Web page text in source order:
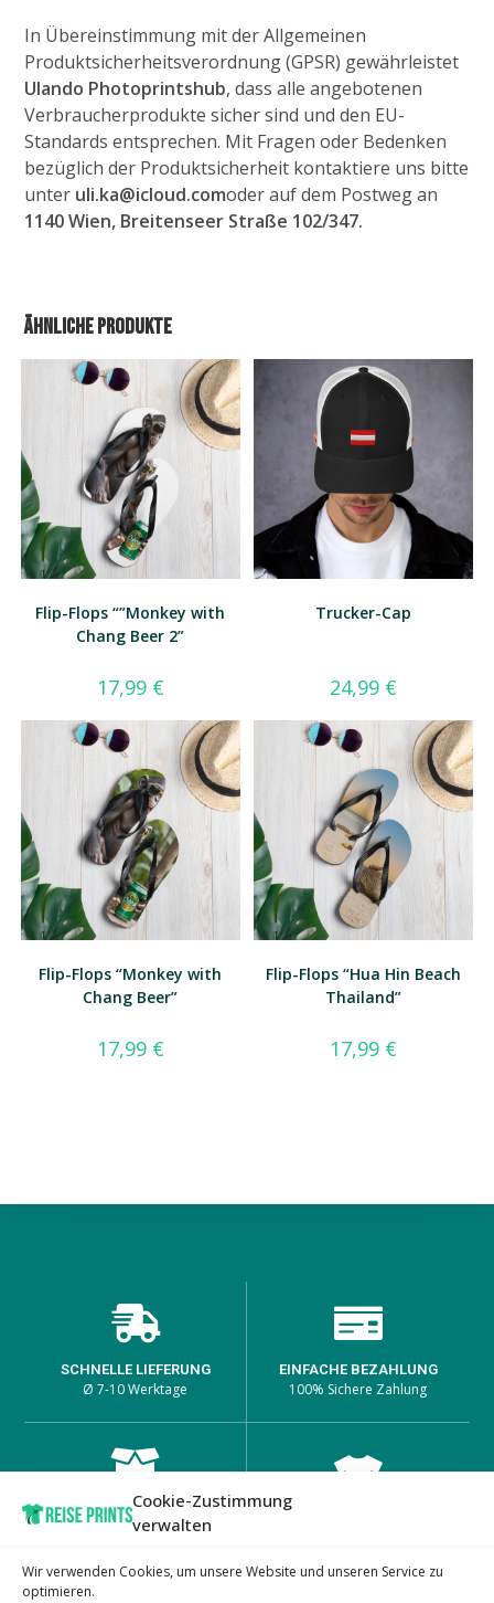
Cookie-Zustimmung
verwalten
Wir verwenden Cookies, um unsere Website und unseren Service zu
optimieren.
In Übereinstimmung mit der Allgemeinen
Produktsicherheitsverordnung (GPSR) gewährleistet
Ulando Photoprintshub, dass alle angebotenen
Verbraucherprodukte sicher sind und den EU-
Standards entsprechen. Mit Fragen oder Bedenken
bezüglich der Produktsicherheit kontaktiere uns bitte
unter uli.ka@icloud.comoder auf dem Postweg an
1140 Wien, Breitenseer Straße 102/347.
Ähnliche Produkte
Flip-Flops “”Monkey with
Chang Beer 2”
17,99 €
Trucker-Cap
24,99 €
Flip-Flops “Monkey with
Chang Beer”
17,99 €
Flip-Flops “Hua Hin Beach
Thailand”
17,99 €
SCHNELLE LIEFERUNG
Ø 7-10 Werktage
EINFACHE BEZAHLUNG
100% Sichere Zahlung
HOHE PRODUKTQUALITÄT
Lange Haltbarkeit bei den